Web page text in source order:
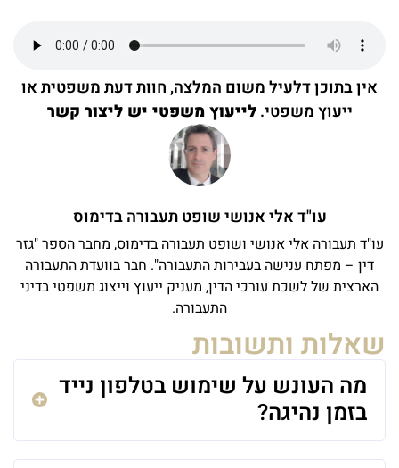
אין בתוכן דלעיל משום המלצה, חוות דעת משפטית או
ייעוץ משפטי.לייעוץ משפטי יש ליצור קשר
עו"ד אלי אנושי שופט תעבורה בדימוס
עו"ד תעבורה אלי אנושי ושופט תעבורה בדימוס, מחבר הספר "גזר
דין – מפתח ענישה בעבירות התעבורה". חבר בוועדת התעבורה
הארצית של לשכת עורכי הדין, מעניק ייעוץ וייצוג משפטי בדיני
התעבורה.
שאלות ותשובות
מה העונש על שימוש בטלפון נייד
בזמן נהיגה?